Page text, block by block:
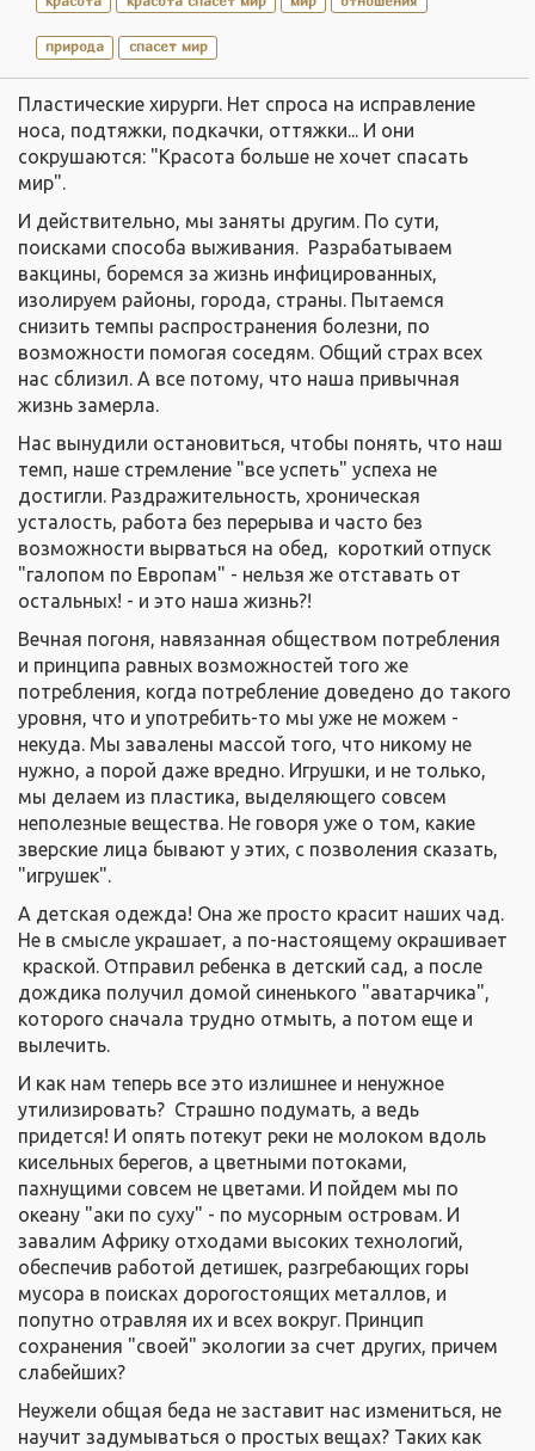
природа спасет мир
Пластические хирурги. Нет спроса на исправление
носа, подтяжки, подкачки, оттяжки... И они
сокрушаются: "Красота больше не хочет спасать
мир".
И действительно, мы заняты другим. По сути,
поисками способа выживания. Разрабатываем
вакцины, боремся за жизнь инфицированных,
изолируем районы, города, страны. Пытаемся
снизить темпы распространения болезни, по
возможности помогая соседям. Общий страх всех
нас сблизил. А все потому, что наша привычная
жизнь замерла.
Нас вынудили остановиться, чтобы понять, что наш
темп, наше стремление "все успеть" успеха не
достигли. Раздражительность, хроническая
усталость, работа без перерыва и часто без
возможности вырваться на обед, короткий отпуск
"галопом по Европам" - нельзя же отставать от
остальных! - и это наша жизнь?!
Вечная погоня, навязанная обществом потребления
и принципа равных возможностей того же
потребления, когда потребление доведено до такого
уровня, что и употребить-то мы уже не можем -
некуда. Мы завалены массой того, что никому не
нужно, а порой даже вредно. Игрушки, и не только,
мы делаем из пластика, выделяющего совсем
неполезные вещества. Не говоря уже о том, какие
зверские лица бывают у этих, с позволения сказать,
"игрушек".
А детская одежда! Она же просто красит наших чад.
Не в смысле украшает, а по-настоящему окрашивает
краской. Отправил ребенка в детский сад, а после
дождика получил домой синенького "аватарчика",
которого сначала трудно отмыть, а потом еще и
вылечить.
И как нам теперь все это излишнее и ненужное
утилизировать? Страшно подумать, а ведь
придется! И опять потекут реки не молоком вдоль
кисельных берегов, а цветными потоками,
пахнущими совсем не цветами. И пойдем мы по
океану "аки по суху" - по мусорным островам. И
завалим Африку отходами высоких технологий,
обеспечив работой детишек, разгребающих горы
мусора в поисках дорогостоящих металлов, и
попутно отравляя их и всех вокруг. Принцип
сохранения "своей" экологии за счет других, причем
слабейших?
Неужели общая беда не заставит нас измениться, не
научит задумываться о простых вещах? Таких как